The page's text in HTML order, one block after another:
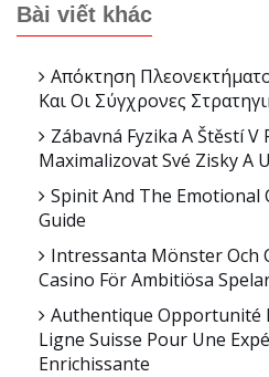
Bài viết khác
Απόκτηση
Και Οι Σύγχρονες
Zábavná Fyzika A Štěstí V
Maximalizovat Své Zisky A
Spinit And The Emotional
Guide
Intressanta Mönster Och
Casino För Ambitiösa
Authentique Opportunité
Ligne Suisse Pour Une
Enrichissante